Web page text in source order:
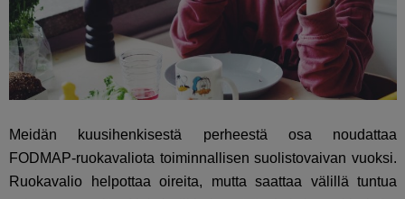
Meidän kuusihenkisestä perheestä osa noudattaa
FODMAP-ruokavaliota toiminnallisen suolistovaivan vuoksi.
Ruokavalio helpottaa oireita, mutta saattaa välillä tuntua